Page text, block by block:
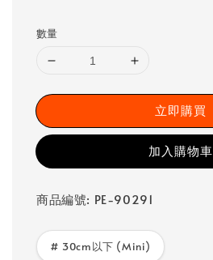
數量
立即購買
加入購物車
商品編號: PE-90291
# 30cm以下 (Mini)